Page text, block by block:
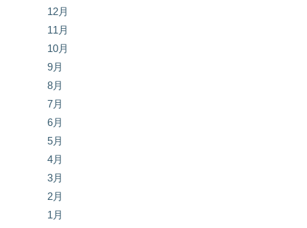
12月
11月
10月
9月
8月
7月
6月
5月
4月
3月
2月
1月